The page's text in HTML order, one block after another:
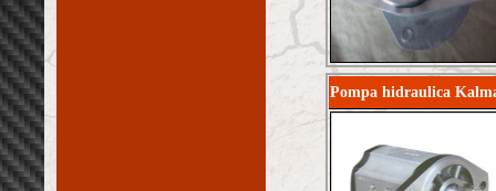
Pompa hidraulica